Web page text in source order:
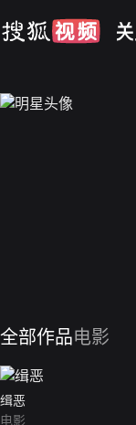
全部作品电影
缉恶
电影